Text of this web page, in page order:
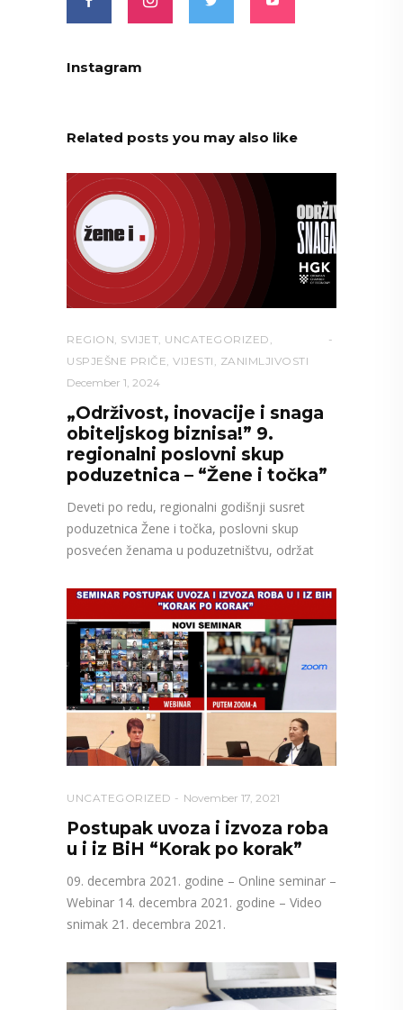
Instagram
Related posts you may also like
REGION, SVIJET, UNCATEGORIZED ,
USPJEŠNE PRIČE, VIJESTI , ZANIMLJIVOSTI
December 1, 2024
„Održivost, inovacije i snaga
obiteljskog biznisa!” 9.
regionalni poslovni skup
poduzetnica – “Žene i točka”
Deveti po redu, regionalni godišnji susret
poduzetnica Žene i točka, poslovni skup
posvećen ženama u poduzetništvu, održat
UNCATEGORIZED November 17, 2021
Postupak uvoza i izvoza roba
u i iz BiH “Korak po korak”
09. decembra 2021. godine – Online seminar –
Webinar 14. decembra 2021. godine – Video
snimak 21. decembra 2021.